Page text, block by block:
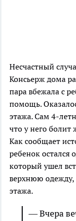
Несчастный
Консьерж дома
пара вбежала с
помощь.
этажа. Сам 4-
что у него болит
Как сообщает
ребенок остался
который ушел
верхнюю одежду,
этажа.
— Вчера